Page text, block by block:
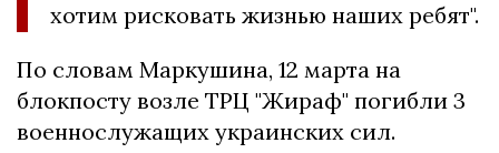
хотим рисковать жизнью наших ребят".
По словам Маркушина, 12 марта на
блокпосту возле ТРЦ "Жираф" погибли 3
военнослужащих украинских сил.